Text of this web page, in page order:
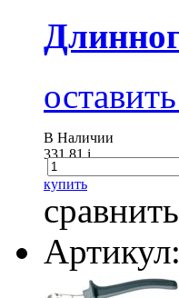
В Наличии
331.81i
купить
сравнить